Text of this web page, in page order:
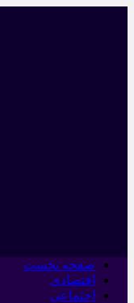
صفحه نخست
اقتصادی
اجتماعی